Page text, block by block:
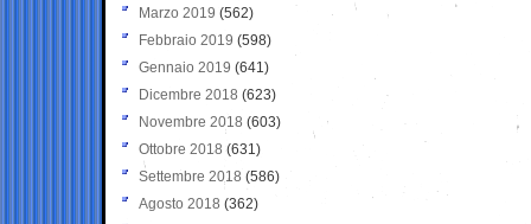
Marzo 2019 (562)
Febbraio 2019 (598)
Gennaio 2019 (641)
Dicembre 2018 (623)
Novembre 2018 (603)
Ottobre 2018 (631)
Settembre 2018 (586)
Agosto 2018 (362)